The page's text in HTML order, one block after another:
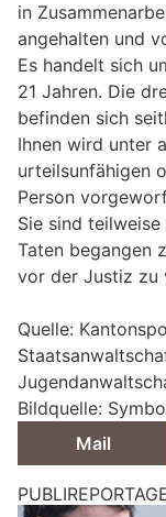
in
angehalten und
Es handelt sich
21 Jahren. Die
befinden sich
Ihnen wird unter
urteilsunfähigen
Person
Sie sind
Taten begangen
vor der Justiz zu
Quelle:
Bildquelle:
Mail